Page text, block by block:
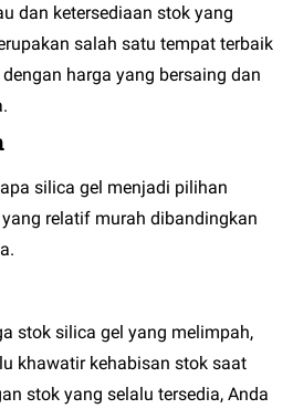
dan ketersediaan stok yang
salah satu tempat terbaik
harga yang bersaing dan
silica gel menjadi pilihan
relatif murah dibandingkan
stok silica gel yang melimpah,
khawatir kehabisan stok saat
stok yang selalu tersedia, Anda